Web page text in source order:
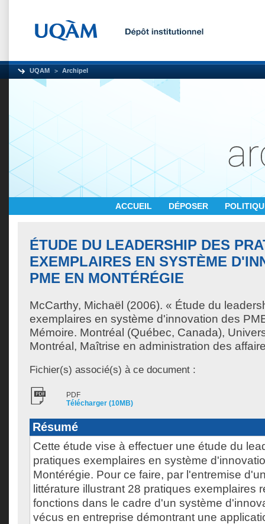
UQAM Archipel
ACCUEIL DÉPOSER
ÉTUDE DU LEADERSHIP DES
EXEMPLAIRES EN SYSTÈME
PME EN MONTÉRÉGIE
McCarthy, Michaël (2006). « Étude du
exemplaires en système d'innovation des
Mémoire. Montréal (Québec, Canada),
Montréal, Maîtrise en administration des
Fichier(s) associé(s) à ce document :
PDF
Télécharger (10MB)
Résumé
Cette étude vise à effectuer une étude du
pratiques exemplaires en système
Montérégie. Pour ce faire, par l'entremise
littérature illustrant 28 pratiques exemplaires
fonctions dans le cadre d'un système
vécus en entreprise démontrant une